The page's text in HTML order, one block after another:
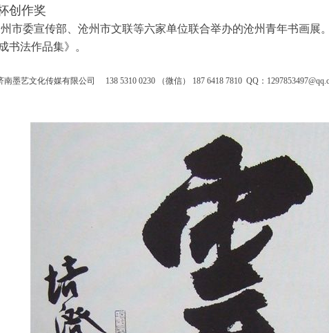
作奖
市委宣传部、沧州市文联等六家单位联合举办的沧州青年书画展
书法作品集》。
墨艺文化传媒有限公司 138 5310 0230 （微信） 187 6418 7810 QQ：